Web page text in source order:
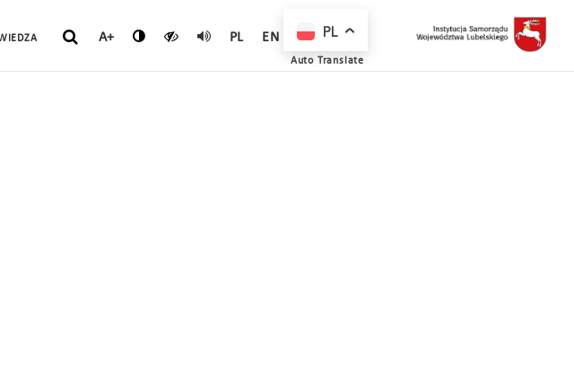
A+ PL EN PL
Auto Translate